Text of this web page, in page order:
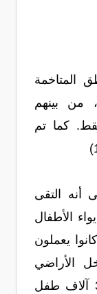
المتاخمة
من بينهم
الـ 30 يوماً فقط. كما تم
أنه التقى
الأطفال
يعملون
الأراضي
السعودية دون علم أسرهم بنحو 3 آلاف طفل